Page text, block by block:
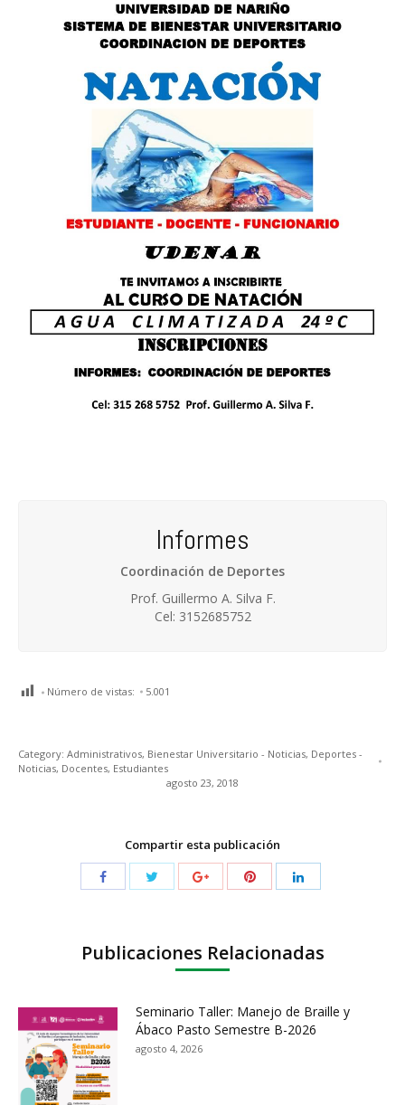
Informes
Coordinación de Deportes
Prof. Guillermo A. Silva F.
Cel: 3152685752
Número de vistas: 5.001
Category: Administrativos, Bienestar Universitario - Noticias, Deportes -
Noticias, Docentes, Estudiantes
agosto 23, 2018
Compartir esta publicación
Publicaciones Relacionadas
Seminario Taller: Manejo de Braille y
Ábaco Pasto Semestre B-2026
agosto 4, 2026